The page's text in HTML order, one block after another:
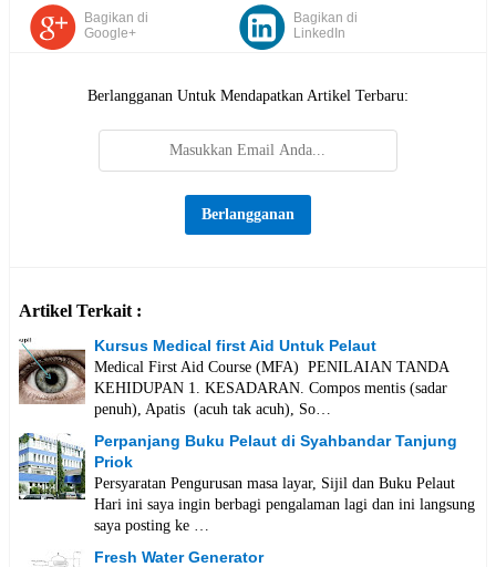
Bagikan di
Google+
Bagikan di
LinkedIn
Berlangganan Untuk Mendapatkan Artikel Terbaru:
Artikel Terkait :
Kursus Medical first Aid Untuk Pelaut
Medical First Aid Course (MFA) PENILAIAN TANDA
KEHIDUPAN 1. KESADARAN. Compos mentis (sadar
penuh), Apatis (acuh tak acuh), So…
Perpanjang Buku Pelaut di Syahbandar Tanjung
Priok
Persyaratan Pengurusan masa layar, Sijil dan Buku Pelaut
Hari ini saya ingin berbagi pengalaman lagi dan ini langsung
saya posting ke …
Fresh Water Generator